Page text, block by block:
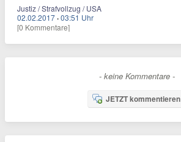
Justiz / Strafvollzug / USA
02.02.2017 ·03:51 Uhr
[0 Kommentare]
- keine Kommentare -
JETZT kommentieren